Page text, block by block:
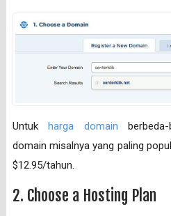
Untukharga domain
domain misalnya yang paling
$12.95/tahun.
2. Choose a Hosting Plan